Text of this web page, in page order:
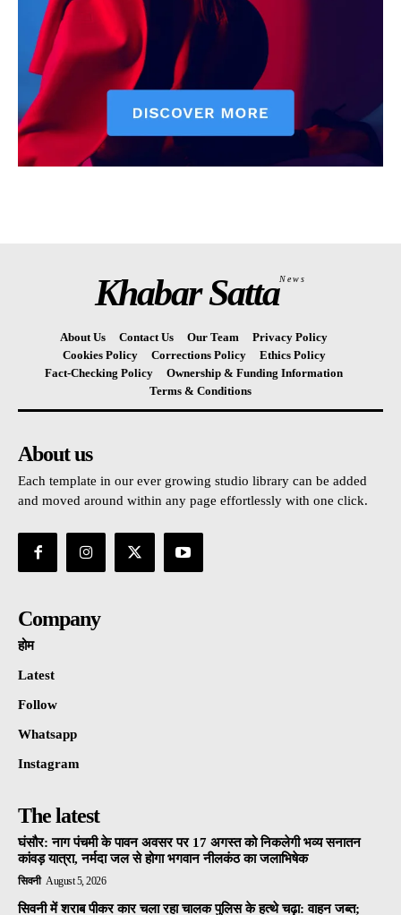
Khabar SattaNews
About Us Contact Us Our Team
Privacy Policy
Cookies Policy
Corrections Policy
Ethics Policy
Fact-Checking Policy
Ownership & Funding Information
Terms & Conditions
About us
Each template in our ever growing studio library can be added
and moved around within any page effortlessly with one click.
Company
होम
Latest
Follow
Whatsapp
Instagram
The latest
घंसौर: नाग पंचमी के पावन अवसर पर 17 अगस्त को निकलेगी भव्य सनातन
कांवड़ यात्रा, नर्मदा जल से होगा भगवान नीलकंठ का जलाभिषेक
सिवनी August 5, 2026
सिवनी में शराब पीकर कार चला रहा चालक पुलिस के हत्थे चढ़ा: वाहन जब्त;